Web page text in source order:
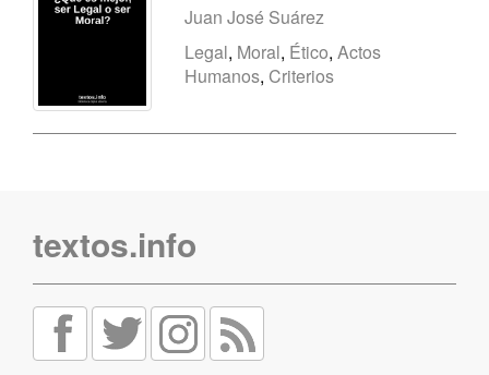
Juan José Suárez
Legal, Moral, Ético,Actos
Humanos, Criterios
textos.info